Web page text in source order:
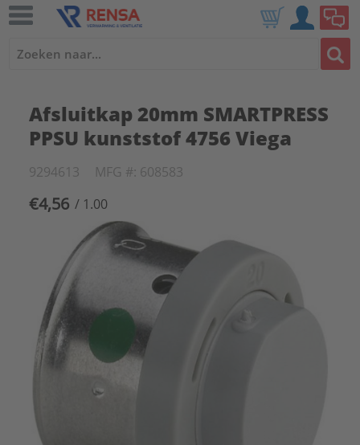
Afsluitkap 20mm SMARTPRESS
PPSU kunststof 4756 Viega
9294613 MFG #: 608583
€4,56 / 1.00